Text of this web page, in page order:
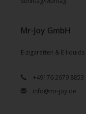
Mr-Joy GmbH
E-zigaretten & E-liquids
+49176 2679 8853
info@mr-joy.de